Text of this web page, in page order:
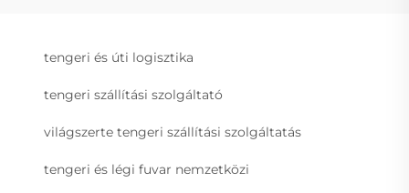
tengeri és úti logisztika
tengeri szállítási szolgáltató
világszerte tengeri szállítási szolgáltatás
tengeri és légi fuvar nemzetközi